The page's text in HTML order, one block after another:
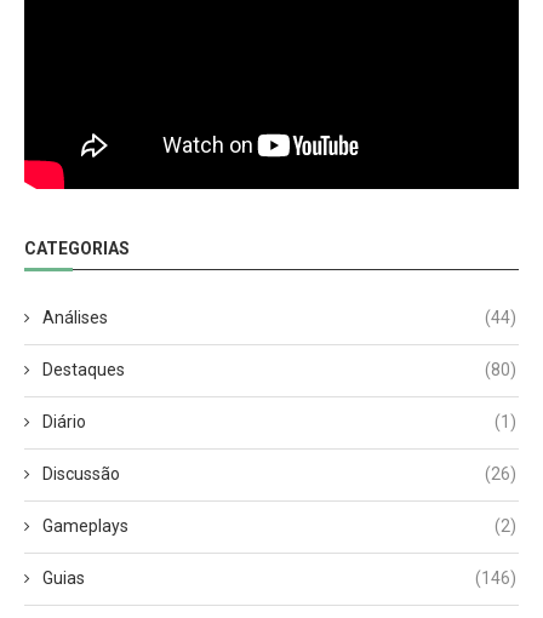
CATEGORIAS
Análises (44)
Destaques (80)
Diário (1)
Discussão (26)
Gameplays (2)
Guias (146)